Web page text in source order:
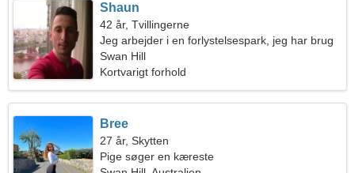
Shaun
42 år, Tvillingerne
Jeg arbejder i en forlystelsespark, jeg har brug
for en glad kvinde
Swan Hill
Kortvarigt forhold
Bree
27 år, Skytten
Pige søger en kæreste